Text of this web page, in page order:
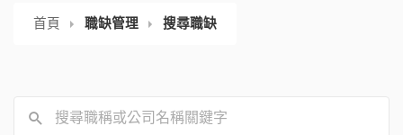
首頁 職缺管理 搜尋職缺